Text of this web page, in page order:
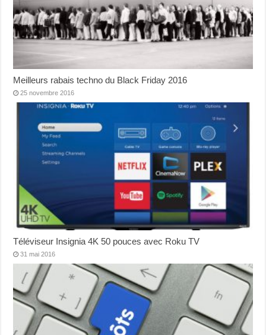
Meilleurs rabais techno du Black Friday 2016
25 novembre 2016
Téléviseur Insignia 4K 50 pouces avec Roku TV
31 mai 2016